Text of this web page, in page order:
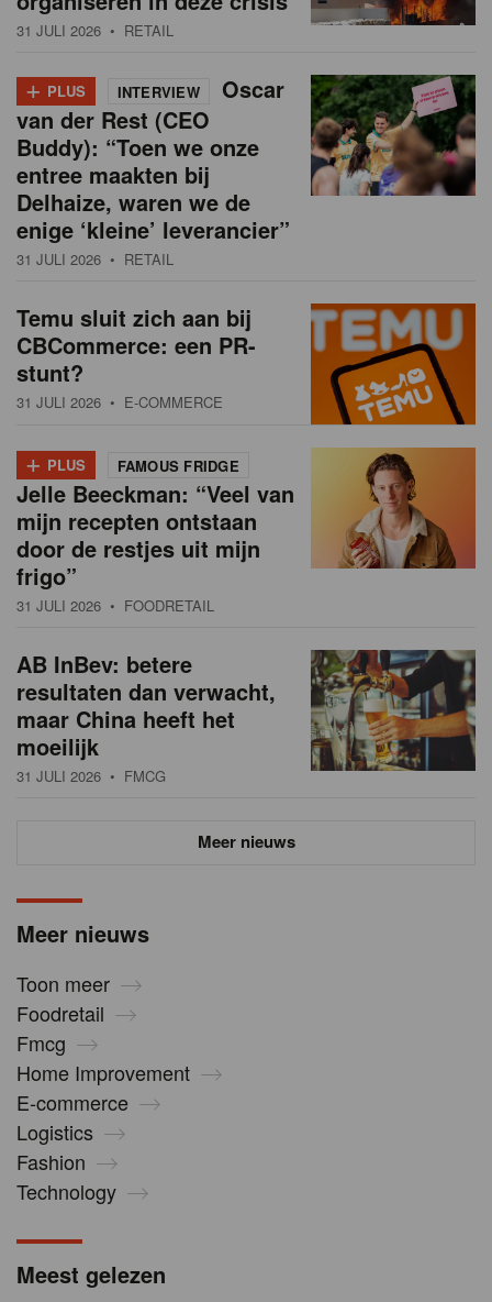
Meer nieuws
Toon meer
Foodretail
Fmcg
Home Improvement
E-commerce
Logistics
Fashion
Technology
31 JULI 2026 • RETAIL
+ PLUS INTERVIEW
Oscar
van der Rest (CEO
Buddy): “Toen we onze
entree maakten bij
Delhaize, waren we de
enige ‘kleine’ leverancier”
31 JULI 2026 • RETAIL
Temu sluit zich aan bij
CBCommerce: een PR-
stunt?
31 JULI 2026 • E-COMMERCE
+ PLUS FAMOUS FRIDGE
Jelle Beeckman: “Veel van
mijn recepten ontstaan
door de restjes uit mijn
frigo”
31 JULI 2026 • FOODRETAIL
AB InBev: betere
resultaten dan verwacht,
maar China heeft het
moeilijk
31 JULI 2026 • FMCG
Meer nieuws
Meest gelezen